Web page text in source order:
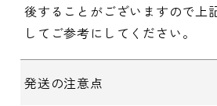
後することがございますので上
してご参考にしてください。
発送の注意点